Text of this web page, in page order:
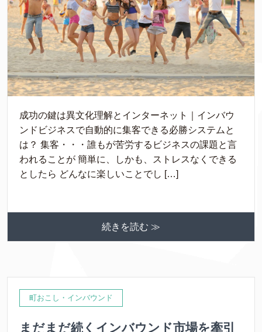
成功の鍵は異文化理解とインターネット｜インバウ
ンドビジネスで自動的に集客できる必勝システムと
は？ 集客・・・誰もが苦労するビジネスの課題と言
われることが 簡単に、しかも、ストレスなくできる
としたら どんなに楽しいことでし […]
続きを読む ≫
町おこし・インバウンド
まだまだ続くインバウンド市場を牽引